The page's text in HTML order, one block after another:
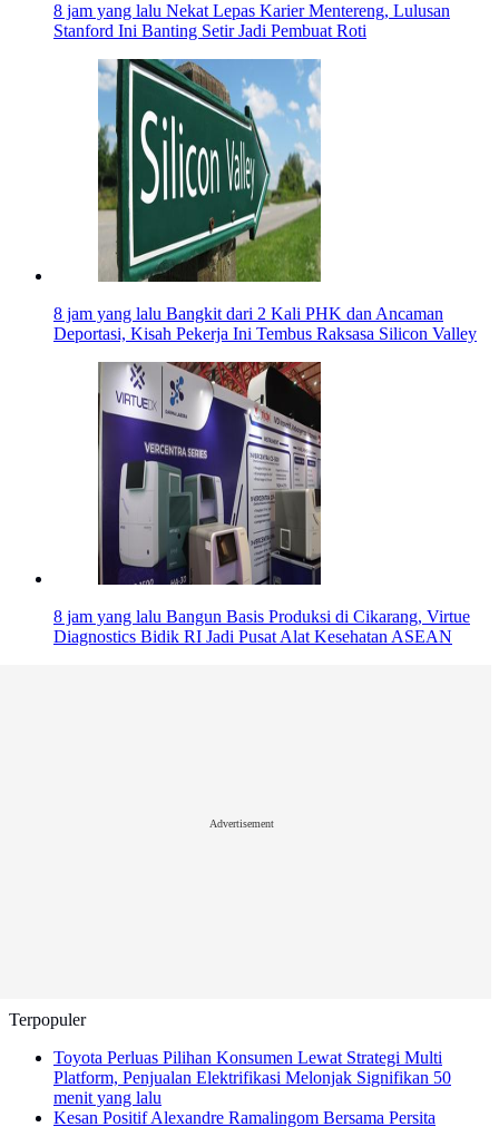
8 jam yang lalu Nekat Lepas Karier Mentereng, Lulusan
Stanford Ini Banting Setir Jadi Pembuat Roti
8 jam yang lalu Bangkit dari 2 Kali PHK dan Ancaman
Deportasi, Kisah Pekerja Ini Tembus Raksasa Silicon Valley
8 jam yang lalu Bangun Basis Produksi di Cikarang, Virtue
Diagnostics Bidik RI Jadi Pusat Alat Kesehatan ASEAN
Advertisement
Terpopuler
Toyota Perluas Pilihan Konsumen Lewat Strategi Multi
Platform, Penjualan Elektrifikasi Melonjak Signifikan 50
menit yang lalu
Kesan Positif Alexandre Ramalingom Bersama Persita